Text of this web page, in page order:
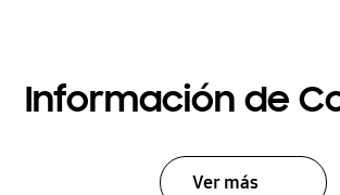
Información de
Ver más